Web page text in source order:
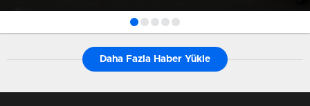
Daha Fazla Haber Yükle